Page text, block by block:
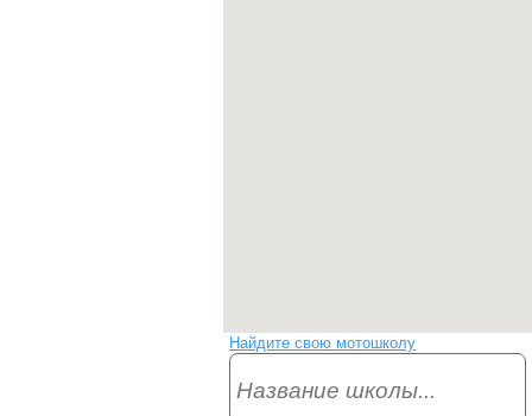
Найдите свою мотошколу